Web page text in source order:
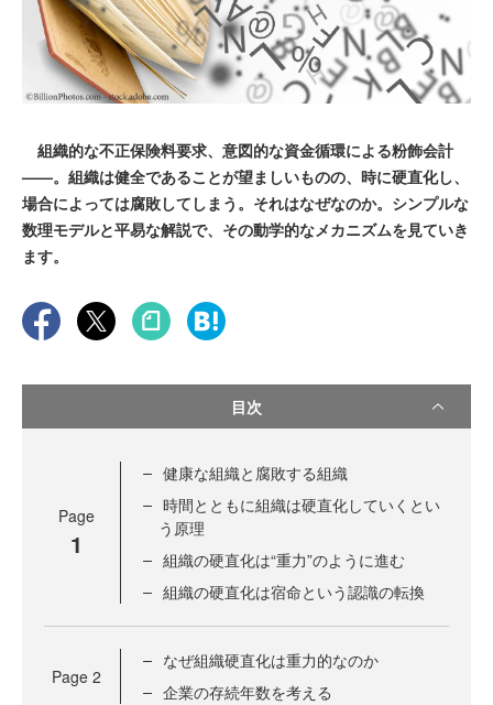
組織的な不正保険料要求、意図的な資金循環による粉飾会計
——。組織は健全であることが望ましいものの、時に硬直化し、
場合によっては腐敗してしまう。それはなぜなのか。シンプルな
数理モデルと平易な解説で、その動学的なメカニズムを見ていき
ます。
目次
Page
1
健康な組織と腐敗する組織
時間とともに組織は硬直化していくとい
う原理
組織の硬直化は“重力”のように進む
組織の硬直化は宿命という認識の転換
Page 2
なぜ組織硬直化は重力的なのか
企業の存続年数を考える